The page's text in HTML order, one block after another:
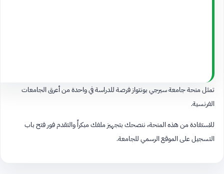
تمثل منحة جامعة سيرجي بونتواز فرصة للدراسة في واحدة من أعرق الجامعات
الفرنسية.
للاستفادة من هذه المنحة، ننصحك بتجهيز ملفك مبكراً والتقدم فور فتح باب
التسجيل على الموقع الرسمي للجامعة.​​​​​​​​​​​​​​​​